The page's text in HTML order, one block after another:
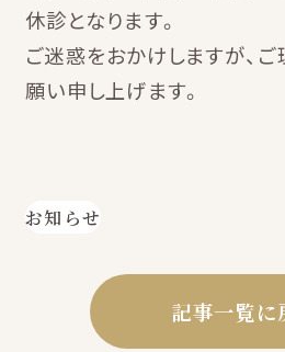
休診となります。
ご迷惑をおかけしますが、
願い申し上げます。
お知らせ
記事一覧に